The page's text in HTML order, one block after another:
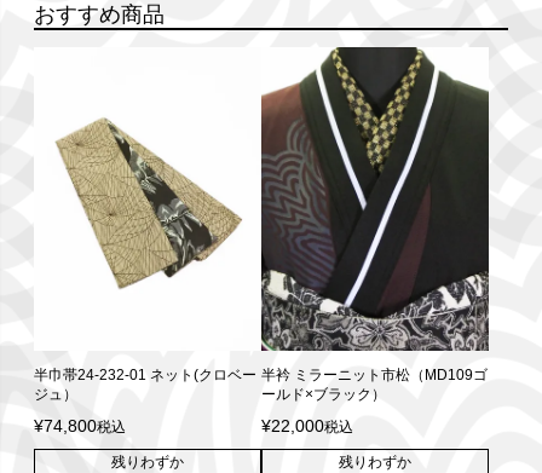
おすすめ商品
半巾帯24-232-01 ネット(クロベー
ジュ）
¥74,800税込
残りわずか
半衿 ミラーニット市松（MD109ゴ
ールド×ブラック）
¥22,000税込
残りわずか